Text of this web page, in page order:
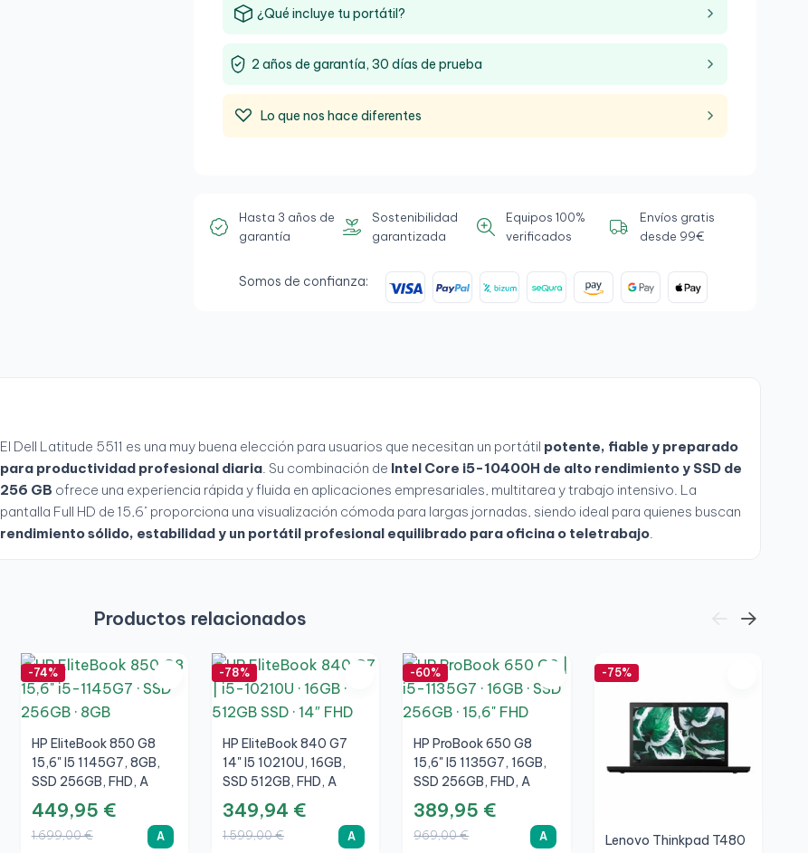
¿Qué incluye tu portátil?
2 años de garantía, 30 días de prueba
Lo que nos hace diferentes
Hasta 3 años de
garantía
Sostenibilidad
garantizada
Equipos 100%
verificados
Envíos gratis
desde 99€
Somos de confianza:
El Dell Latitude 5511 es una muy buena elección para usuarios que necesitan un portátil potente, fiable y preparado
para productividad profesional diaria. Su combinación de Intel Core i5-10400H de alto rendimiento y SSD de
256 GB ofrece una experiencia rápida y fluida en aplicaciones empresariales, multitarea y trabajo intensivo. La
pantalla Full HD de 15,6" proporciona una visualización cómoda para largas jornadas, siendo ideal para quienes buscan
rendimiento sólido, estabilidad y un portátil profesional equilibrado para oficina o teletrabajo.
Productos relacionados
-74%
HP EliteBook 850 G8
15,6" I5 1145G7, 8GB,
SSD 256GB, FHD, A
449,95 €
1.699,00 € A
-78%
HP EliteBook 840 G7
14" I5 10210U, 16GB,
SSD 512GB, FHD, A
349,94 €
1.599,00 € A
-60%
HP ProBook 650 G8
15,6" I5 1135G7, 16GB,
SSD 256GB, FHD, A
389,95 €
969,00 € A
-75%
Lenovo Thinkpad T480